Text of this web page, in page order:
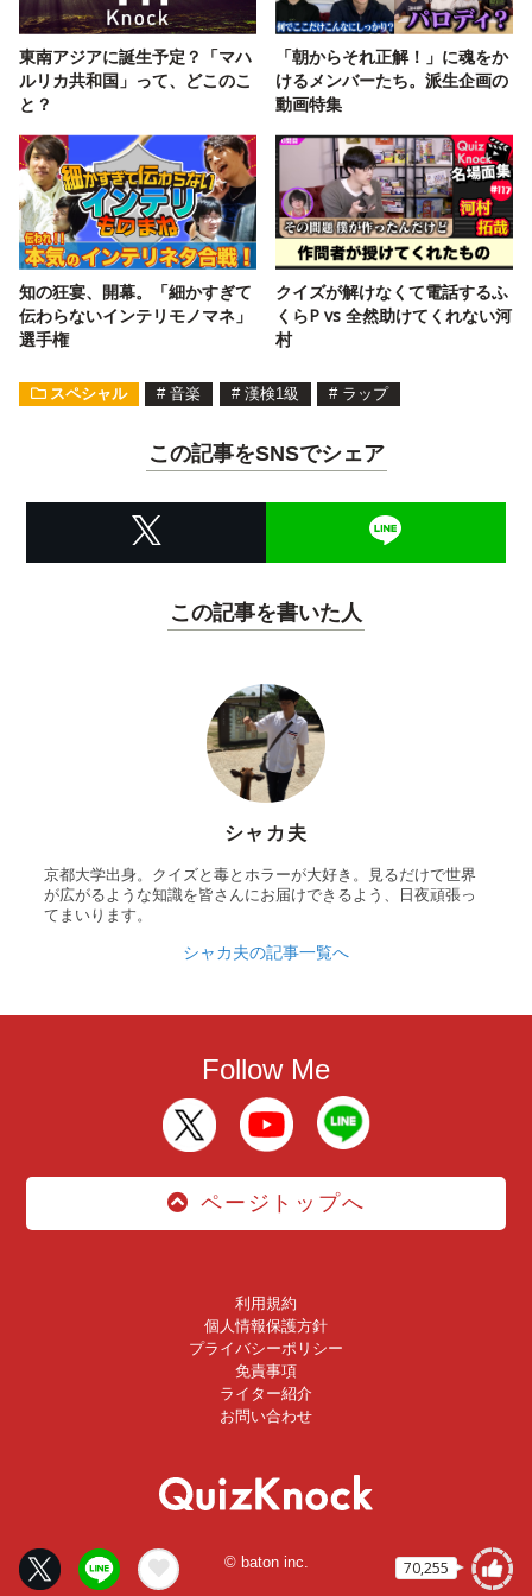
70,255
東南アジアに誕生予定？「マハ
ルリカ共和国」って、どこのこ
と？
「朝からそれ正解！」に魂をか
けるメンバーたち。派生企画の
動画特集
知の狂宴、開幕。「細かすぎて
伝わらないインテリモノマネ」
選手権
クイズが解けなくて電話するふ
くらP vs 全然助けてくれない河
村
スペシャル # 音楽 # 漢検1級 # ラップ
この記事をSNSでシェア
この記事を書いた人
シャカ夫
京都大学出身。クイズと毒とホラーが大好き。見るだけで世界
が広がるような知識を皆さんにお届けできるよう、日夜頑張っ
てまいります。
シャカ夫の記事一覧へ
Follow Me
ページトップへ
利用規約
個人情報保護方針
プライバシーポリシー
免責事項
ライター紹介
お問い合わせ
© baton inc.